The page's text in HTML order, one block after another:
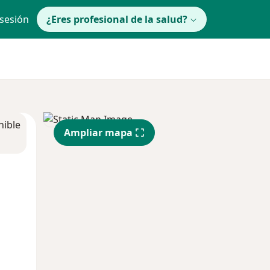
¿Eres profesional de la salud?
Ampliar mapa